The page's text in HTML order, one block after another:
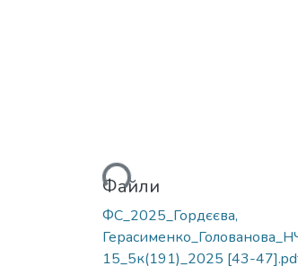
Вантажиться...
Файли
ФС_2025_Гордєєва,
15_5к(191)_2025 [43-